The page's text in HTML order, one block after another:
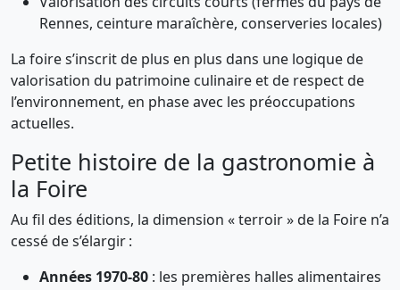
Rennes, ceinture maraîchère, conserveries locales)
La foire s’inscrit de plus en plus dans une logique de
valorisation du patrimoine culinaire et de respect de
l’environnement, en phase avec les préoccupations
actuelles.
Petite histoire de la gastronomie à
la Foire
Au fil des éditions, la dimension « terroir » de la Foire n’a
cessé de s’élargir :
Années 1970-80 : les premières halles alimentaires